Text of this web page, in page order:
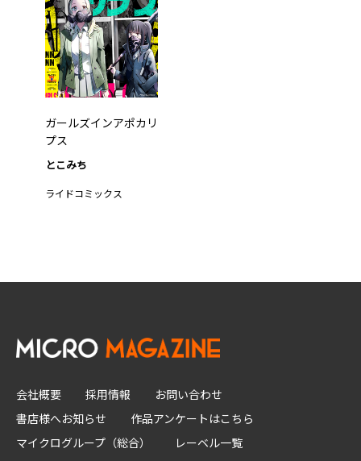
ガールズインアポカリ
プス
とこみち
ライドコミックス
会社概要 採用情報
お問い合わせ
書店様へお知らせ
作品アンケートはこちら
マイクログループ（総合）
レーベル一覧